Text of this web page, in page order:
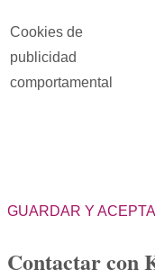
Cookies de
publicidad
comportamental
GUARDAR Y
Contactar con